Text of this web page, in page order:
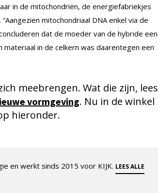
in de mitochondriën, de energiefabriekjes
mitochondriaal DNA enkel via de
dat de moeder van de hybride een
in de celkern was daarentegen een
meebrengen. Wat die zijn, lees
vormgeving. Nu in de winkel
hieronder.
en werkt sinds 2015 voor KIJK. LEES ALLE